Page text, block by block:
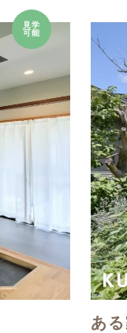
見学
可能
あ